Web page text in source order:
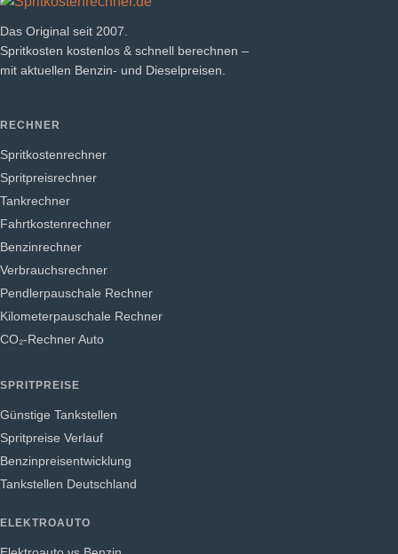
Das Original seit 2007.
Spritkosten kostenlos & schnell berechnen –
mit aktuellen Benzin- und Dieselpreisen.
RECHNER
Spritkostenrechner
Spritpreisrechner
Tankrechner
Fahrtkostenrechner
Benzinrechner
Verbrauchsrechner
Pendlerpauschale Rechner
Kilometerpauschale Rechner
CO₂-Rechner Auto
SPRITPREISE
Günstige Tankstellen
Spritpreise Verlauf
Benzinpreisentwicklung
Tankstellen Deutschland
ELEKTROAUTO